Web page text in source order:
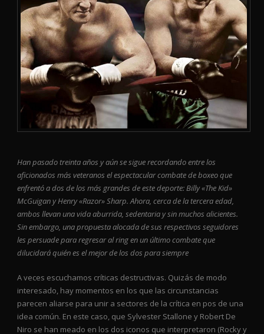
Han pasado treinta años y aún se sigue recordando entre los
aficionados más veteranos el espectacular combate de boxeo que
enfrentó a dos de los más grandes de este deporte: Billy «The Kid»
McGuigan y Henry «Razor» Sharp. Ahora, cerca de la tercera edad,
ambos llevan una vida aburrida, sedentaria y sin muchos alicientes.
Sin embargo, una propuesta alocada de sus respectivos seguidores
les persuade para regresar al ring en un último combate que
dilucidará quién es el mejor de los dos para siempre
A veces escuchamos críticas destructivas. Quizás de modo
interesado, hay momentos en los que las circunstancias
parecen aliarse para unir a sectores de la crítica en pos de una
idea común. En este caso, que Sylvester Stallone y Robert De
Niro se han meado en los dos iconos que interpretaron (Rocky y